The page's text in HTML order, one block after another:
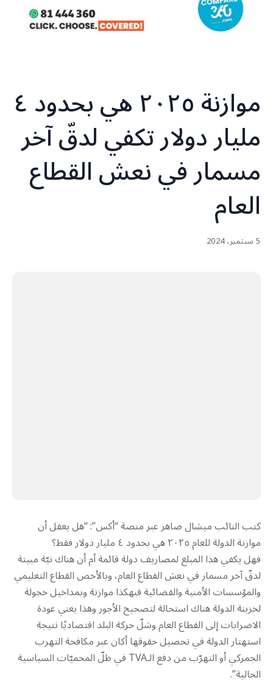
موازنة ٢٠٢٥ هي بحدود ٤
مليار دولار تكفي لدقّ آخر
مسمار في نعش القطاع
العام
5 سبتمبر، 2024
كتب النائب ميشال ضاهر عبر منصة “أكس”: “هل يعقل أن
موازنة الدولة للعام ٢٠٢٥ هي بحدود ٤ مليار دولار فقط؟
‏فهل يكفي هذا المبلغ لمصاريف دولة قائمة أم أن هناك نيّة مبيتة
لدقّ آخر مسمار في نعش القطاع العام، وبالأخص القطاع التعليمي
والمؤسسات الأمنية والقضائية فبهكذا موازنة وبمداخيل خجولة
لخزينة الدولة هناك استحالة لتصحيح الأجور وهذا يعني عودة
الاضرابات إلى القطاع العام وشلّ حركة البلد اقتصاديًا نتيجة
استهتار الدولة في تحصيل حقوقها أكان عبر مكافحة التهرب
الجمركي أو التهرّب من دفع الـTVA في ظلّ المحميّات السياسية
الحالية”.